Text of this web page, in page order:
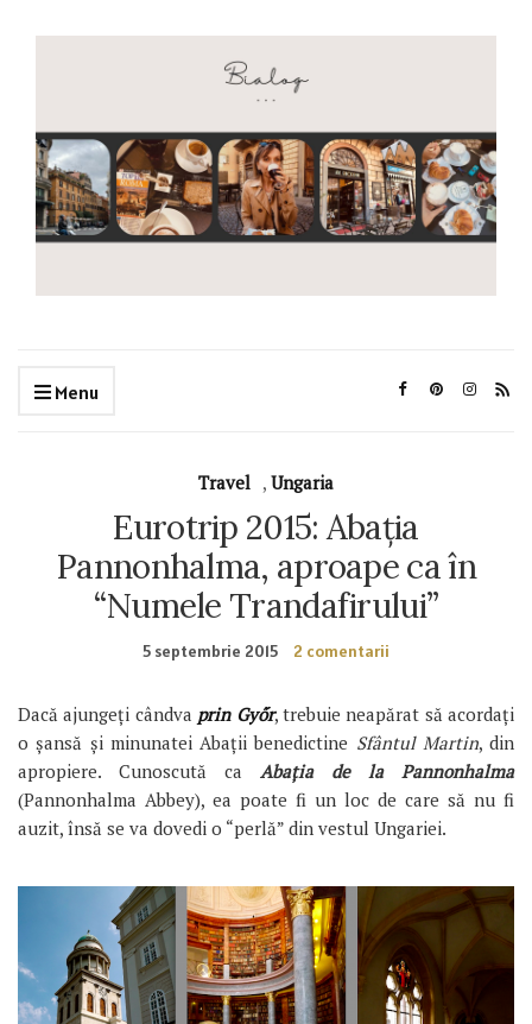
Menu
Travel , Ungaria
Eurotrip 2015: Abația
Pannonhalma, aproape ca în
“Numele Trandafirului”
5 septembrie 2015 2 comentarii
Dacă ajungeți cândva prin Győr, trebuie neapărat să acordați
o șansă și minunatei Abații benedictine Sfântul Martin, din
apropiere. Cunoscută ca Abația de la Pannonhalma
(Pannonhalma Abbey), ea poate fi un loc de care să nu fi
auzit, însă se va dovedi o “perlă” din vestul Ungariei.